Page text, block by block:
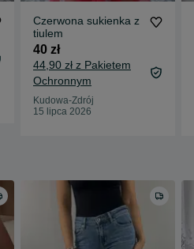
Czerwona sukienka z
tiulem
40 zł
44,90 zł z Pakietem
Ochronnym
Kudowa-Zdrój
15 lipca 2026